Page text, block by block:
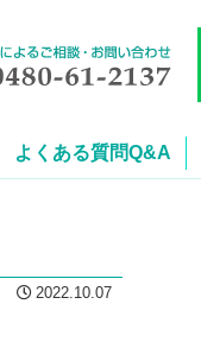
よくある質問Q&A
2022.10.07